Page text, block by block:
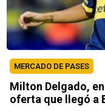
MERCADO DE PASES
Milton Delgado,
oferta que llegó a